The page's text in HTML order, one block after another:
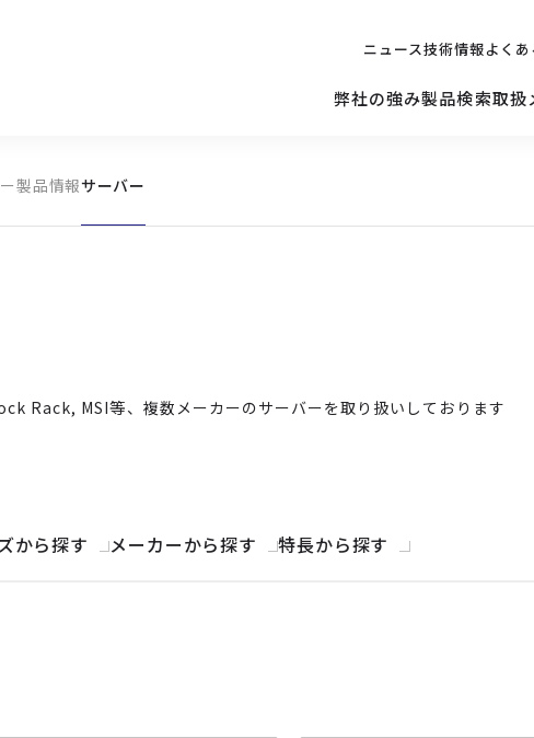
ニュース技術情報よく
弊社の強み製品検索
サーバー
取扱
キッティング
製品情報サーバー
MSI等、複数メーカーのサーバーを取り扱いしております
から探す メーカーから探す 特長から探す